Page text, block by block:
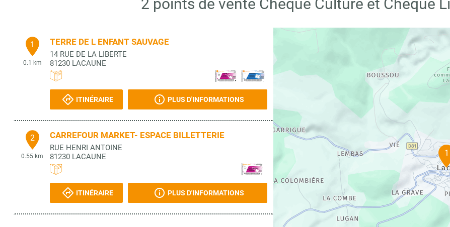
2 points de vente Chèque Culture et Chèque
1
0.1 km
TERRE DE L ENFANT SAUVAGE
14 RUE DE LA LIBERTE
81230 LACAUNE
ITINÉRAIRE PLUS D'INFORMATIONS
2
0.55 km
CARREFOUR MARKET- ESPACE BILLETTERIE
RUE HENRI ANTOINE
81230 LACAUNE
ITINÉRAIRE PLUS D'INFORMATIONS
1